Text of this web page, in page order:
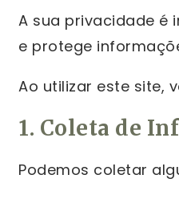
A sua privacidade é
e protege
Ao utilizar este site,
1. Coleta de
Podemos coletar